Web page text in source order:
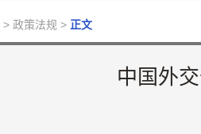
> 政策法规 > 正文
中国外